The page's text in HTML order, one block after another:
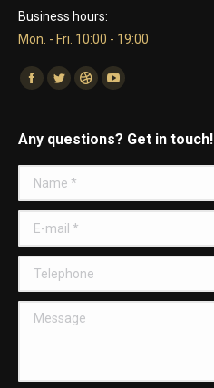
Business hours:
Mon. - Fri. 10:00 - 19:00
Find us on:
Facebook
TwitterDribbbleYouTube
Any questions? Get in touch!
Name *
E-mail *
Telephone
Message